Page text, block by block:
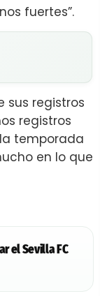
fuertes”.
sus registros
registros
temporada
en lo que
el Sevilla FC